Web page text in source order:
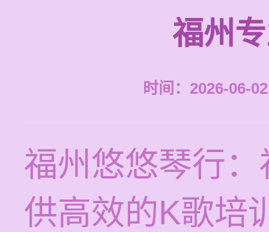
福州
时间：2026-06-
福州悠悠琴行
供高效的K歌培